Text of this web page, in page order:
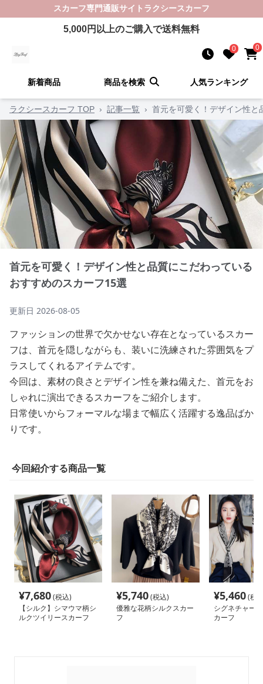
スカーフ専門通販サイト ラクシースカーフ
5,000円以上のご購入で送料無料
0 0
新着商品 商品を検索 人気ランキング
ラクシースカーフ TOP › 記事一覧 › 首元を可愛く！デザイン性と
首元を可愛く！デザイン性と品質にこだわっている
おすすめのスカーフ15選
更新日 2026-08-05
ファッションの世界で欠かせない存在となっているスカー
フは、首元を隠しながらも、装いに洗練された雰囲気をプ
ラスしてくれるアイテムです。
今回は、素材の良さとデザイン性を兼ね備えた、首元をお
しゃれに演出できるスカーフをご紹介します。
日常使いからフォーマルな場まで幅広く活躍する逸品ばか
りです。
今回紹介する商品一覧
¥7,680(税込)
【シルク】シマウマ柄シ
ルクツイリースカーフ
¥5,740(税込)
優雅な花柄シルクスカー
フ
¥5,460(税
シグネチャー
カーフ